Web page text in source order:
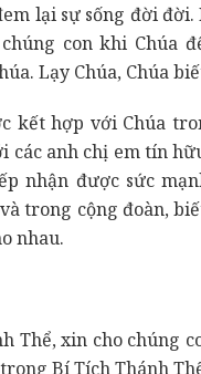
lại sự sống đời
con khi Chúa
Lạy Chúa, Chúa
kết hợp với Chúa
các anh chị em tín
nhận được sức
trong cộng đoàn,
nhau.
Thể, xin cho chúng
Bí Tích Thánh